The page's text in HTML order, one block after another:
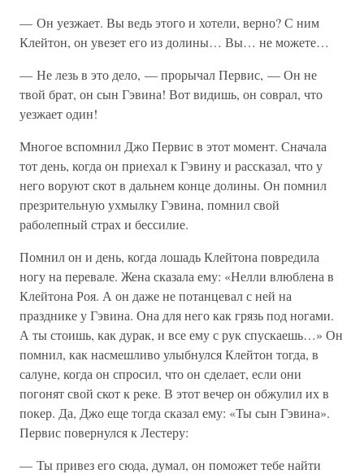
— Он уезжает. Вы ведь этого и хотели, верно? С ним
Клейтон, он увезет его из долины… Вы… не можете…
— Не лезь в это дело, — прорычал Первис, — Он не
твой брат, он сын Гэвина! Вот видишь, он соврал, что
уезжает один!
Многое вспомнил Джо Первис в этот момент. Сначала
тот день, когда он приехал к Гэвину и рассказал, что у
него воруют скот в дальнем конце долины. Он помнил
презрительную ухмылку Гэвина, помнил свой
раболепный страх и бессилие.
Помнил он и день, когда лошадь Клейтона повредила
ногу на перевале. Жена сказала ему: «Нелли влюблена в
Клейтона Роя. А он даже не потанцевал с ней на
празднике у Гэвина. Она для него как грязь под ногами.
А ты стоишь, как дурак, и все ему с рук спускаешь…» Он
помнил, как насмешливо улыбнулся Клейтон тогда, в
салуне, когда он спросил, что он сделает, если они
погонят свой скот к реке. В этот вечер он обжулил их в
покер. Да, Джо еще тогда сказал ему: «Ты сын Гэвина».
Первис повернулся к Лестеру:
— Ты привез его сюда, думал, он поможет тебе найти